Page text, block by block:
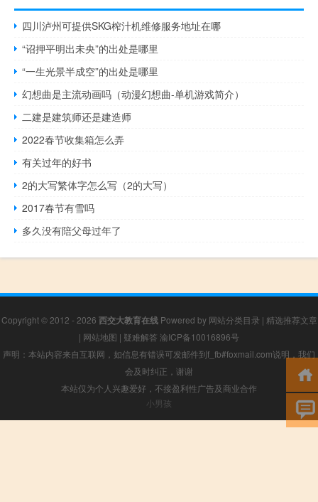
四川泸州可提供SKG榨汁机维修服务地址在哪
“诏押平明出未央”的出处是哪里
“一生光景半成空”的出处是哪里
幻想曲是主流动画吗（动漫幻想曲-单机游戏简介）
二建是建筑师还是建造师
2022春节收集箱怎么弄
有关过年的好书
2的大写繁体字怎么写（2的大写）
2017春节有雪吗
多久没有陪父母过年了
Copyright © 2012 - 2026 西交大教育在线Powered by 网站分类目录 | 精选推荐文章
| 网站地图 | 疑难解答 渝ICP备10016896号
声明：本站内容来自互联网，如信息有错误可发邮件到f_fb#foxmail.com说明，我们
会及时纠正，谢谢
本站仅为个人兴趣爱好，不接盈利性广告及商业合作
小男孩